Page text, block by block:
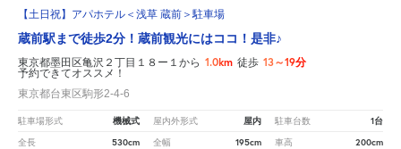
【土日祝】アパホテル＜浅草 蔵前＞駐車場
蔵前駅まで徒歩2分！蔵前観光にはココ！是非♪
東京都墨田区亀沢２丁目１８ー１から 1.0km 徒歩 13～19分
予約できてオススメ！
東京都台東区駒形2-4-6
駐車場形式 機械式 屋内外形式 屋内 駐車台数 1台
全長 530cm 全幅 195cm 車高 200cm